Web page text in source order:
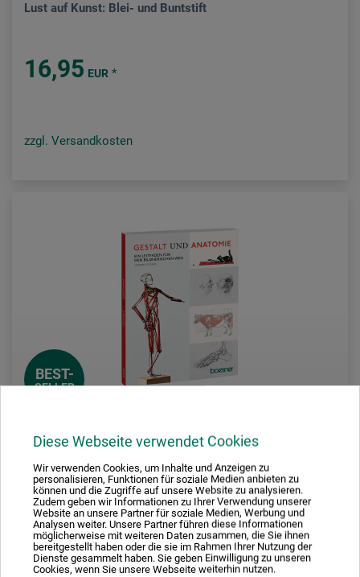
Diese Webseite verwendet Cookies
Wir verwenden Cookies, um Inhalte und Anzeigen zu
personalisieren, Funktionen für soziale Medien anbieten zu
können und die Zugriffe auf unsere Website zu analysieren.
Zudem geben wir Informationen zu Ihrer Verwendung unserer
Website an unsere Partner für soziale Medien, Werbung und
Analysen weiter. Unsere Partner führen diese Informationen
möglicherweise mit weiteren Daten zusammen, die Sie ihnen
bereitgestellt haben oder die sie im Rahmen Ihrer Nutzung der
Dienste gesammelt haben. Sie geben Einwilligung zu unseren
Cookies, wenn Sie unsere Webseite weiterhin nutzen.
Lust auf Kunst: Blei- und Buntstift
16,95 EUR *
zzgl. Versandkosten
BEST-
SELLER
boesner GmbH holding + innovations
Gestalt und Anatomie
24,95 EUR *